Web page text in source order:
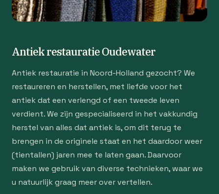
Antiek restauratie Oudewater
Antiek restauratie in Noord-Holland gezocht? We
restaureren en herstellen, met liefde voor het
antiek dat een verlengd of een tweede leven
verdient. We zijn gespecialiseerd in het vakkundig
herstel van alles dat antiek is, om dit terug te
brengen in de originele staat en het daardoor weer
(tientallen) jaren mee te laten gaan. Daarvoor
maken we gebruik van diverse technieken, waar we
u natuurlijk graag meer over vertellen.